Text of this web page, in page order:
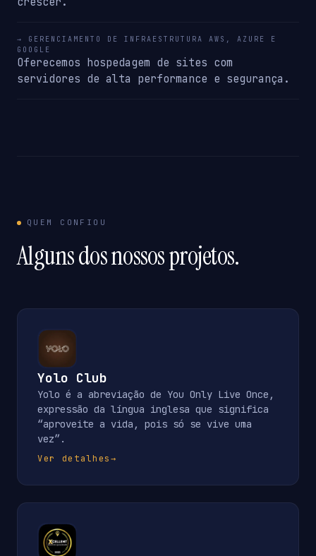
→ GERENCIAMENTO DE INFRAESTRUTURA AWS, AZURE E
GOOGLE
Oferecemos hospedagem de sites com
servidores de alta performance e segurança.
QUEM CONFIOU
Alguns dos nossos projetos.
Yolo Club
Yolo é a abreviação de You Only Live Once,
expressão da língua inglesa que significa
“aproveite a vida, pois só se vive uma
vez”.
Ver detalhes→